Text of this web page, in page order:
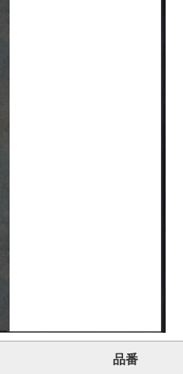
品番